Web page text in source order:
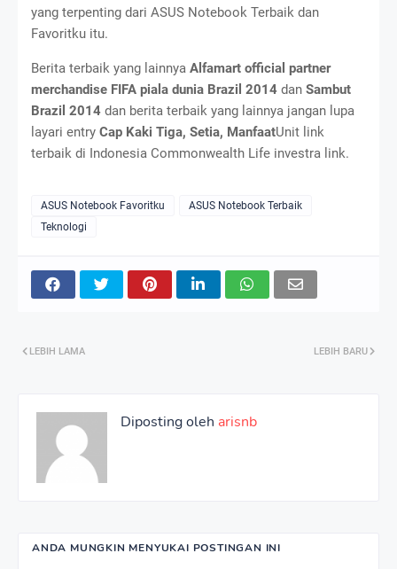
yang terpenting dari ASUS Notebook Terbaik dan
Favoritku itu.
Berita terbaik yang lainnya Alfamart official partner
merchandise FIFA piala dunia Brazil 2014 dan Sambut
Brazil 2014 dan berita terbaik yang lainnya jangan lupa
layari entry Cap Kaki Tiga, Setia, ManfaatUnit link
terbaik di Indonesia Commonwealth Life investra link.
ASUS Notebook Favoritku
ASUS Notebook Terbaik
Teknologi
LEBIH BARU
LEBIH LAMA
Diposting oleh arisnb
ANDA MUNGKIN MENYUKAI POSTINGAN INI